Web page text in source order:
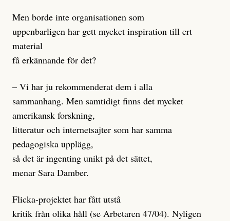
Men borde inte organisationen som
uppenbarligen har gett mycket inspiration till ert
material
få erkännande för det?
– Vi har ju rekommenderat dem i alla
sammanhang. Men samtidigt finns det mycket
amerikansk forskning,
litteratur och internetsajter som har samma
pedagogiska upplägg,
så det är ingenting unikt på det sättet,
menar Sara Damber.
Flicka-projektet har fått utstå
kritik från olika håll (se Arbetaren 47/04). Nyligen